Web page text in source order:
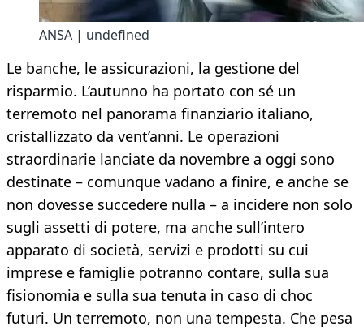
ANSA | undefined
Le banche, le assicurazioni, la gestione del
risparmio. L’autunno ha portato con sé un
terremoto nel panorama finanziario italiano,
cristallizzato da vent’anni. Le operazioni
straordinarie lanciate da novembre a oggi sono
destinate – comunque vadano a finire, e anche se
non dovesse succedere nulla – a incidere non solo
sugli assetti di potere, ma anche sull’intero
apparato di società, servizi e prodotti su cui
imprese e famiglie potranno contare, sulla sua
fisionomia e sulla sua tenuta in caso di choc
futuri. Un terremoto, non una tempesta. Che pesa